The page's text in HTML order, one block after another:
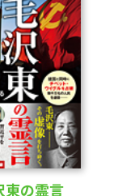
べき転生
は日本
言
の当日の朝に
いい」
す毛沢東
東の霊言